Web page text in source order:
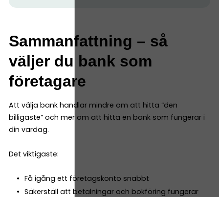
Sammanfattning – så
väljer du bank som
företagare
Att välja bank handlar mindre om att hitta “den
billigaste” och mer om att hitta en bank som fungerar i
din vardag.
Det viktigaste:
Få igång ett företagskonto snabbt
Säkerställ att betalningar och bokföring fungerar